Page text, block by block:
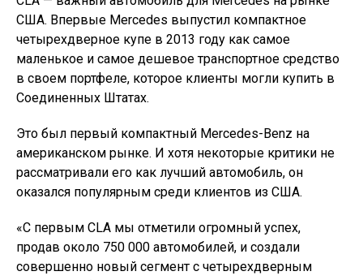
США. Впервые Mercedes выпустил компактное
четырехдверное купе в 2013 году как самое
маленькое и самое дешевое транспортное средство
в своем портфеле, которое клиенты могли купить в
Соединенных Штатах.
Это был первый компактный Mercedes-Benz на
американском рынке. И хотя некоторые критики не
рассматривали его как лучший автомобиль, он
оказался популярным среди клиентов из США.
«С первым CLA мы отметили огромный успех,
продав около 750 000 автомобилей, и создали
совершенно новый сегмент с четырехдверным